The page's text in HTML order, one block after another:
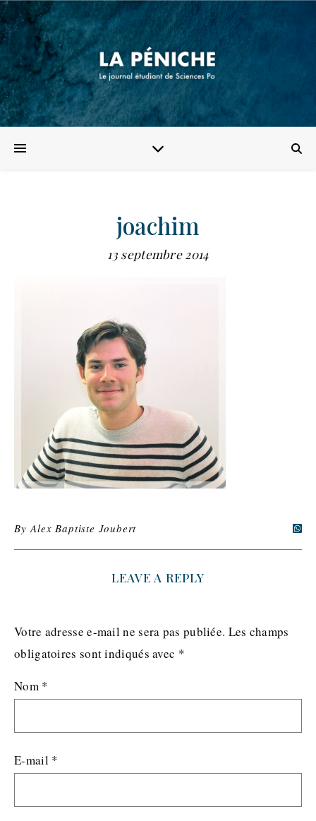
joachim
13 septembre 2014
ByAlex Baptiste Joubert
LEAVE A REPLY
Votre adresse e-mail ne sera pas publiée. Les champs
obligatoires sont indiqués avec *
Nom *
E-mail *